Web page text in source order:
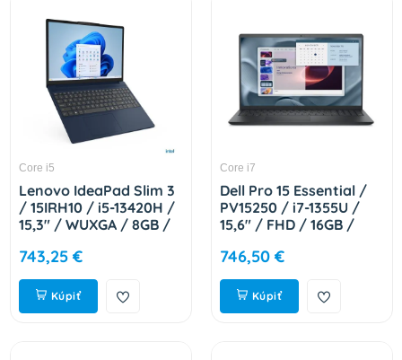
Core i5
Lenovo IdeaPad Slim 3
/ 15IRH10 / i5-13420H /
15,3" / WUXGA / 8GB /
OS / Cosmic Blue / 2R
83K101JUCK
743,25 €
Kúpiť
Core i7
Dell Pro 15 Essential /
PV15250 / i7-1355U /
15,6" / FHD / 16GB /
/ Black / 3R NBD J9KYX
746,50 €
Kúpiť